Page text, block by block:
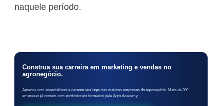
naquele período.
Construa sua carreira em marketing e vendas no
agronegócio.
Aprenda com especialistas e garanta seu lugar nas maiores empresas do agronegócio. Mais de 300
empresas já contam com profissionais formados pela Agro Academy.